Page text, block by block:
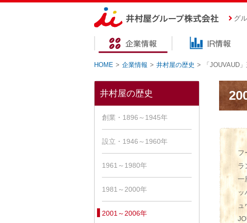
グ
HOME > 企業情報 > 井村屋の歴史 > 「JOUVAUD
フ
ラ
一
ッ
ュ
井村屋の歴史
創業・1896～1945年
設立・1946～1960年
1961～1980年
1981～2000年
2001～2006年